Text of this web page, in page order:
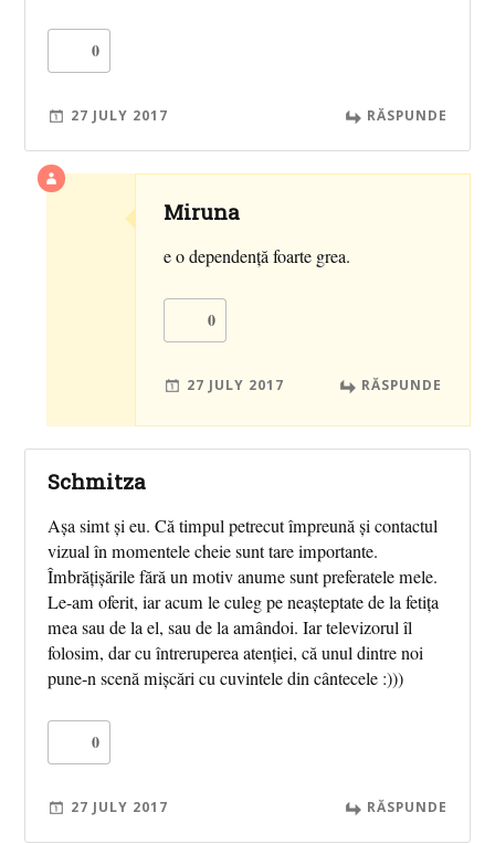
0
27 JULY 2017 RĂSPUNDE
Miruna
e o dependență foarte grea.
0
27 JULY 2017 RĂSPUNDE
Schmitza
Așa simt și eu. Că timpul petrecut împreună și contactul
vizual în momentele cheie sunt tare importante.
Îmbrățișările fără un motiv anume sunt preferatele mele.
Le-am oferit, iar acum le culeg pe neașteptate de la fetița
mea sau de la el, sau de la amândoi. Iar televizorul îl
folosim, dar cu întreruperea atenției, că unul dintre noi
pune-n scenă mișcări cu cuvintele din cântecele :)))
0
27 JULY 2017 RĂSPUNDE